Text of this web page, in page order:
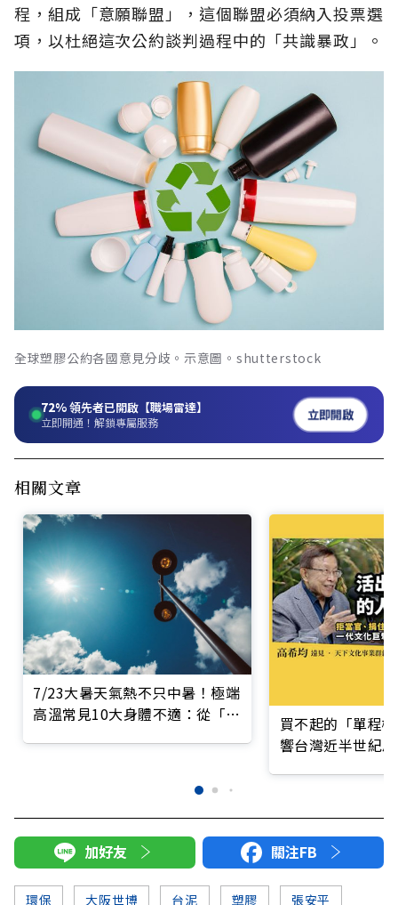
程，組成「意願聯盟」，這個聯盟必須納入投票選
項，以杜絕這次公約談判過程中的「共識暴政」。
全球塑膠公約各國意見分歧。示意圖。shutterstock
72%領先者已開啟【職場雷達】
立即開通！解鎖專屬服務 立即開啟
相關文章
7/23大暑天氣熱不只中暑！極端
高溫常見10大身體不適：從「這
買不起的「單程
響台灣近半世紀
加好友 關注FB
環保 大阪世博 台泥 塑膠 張安平